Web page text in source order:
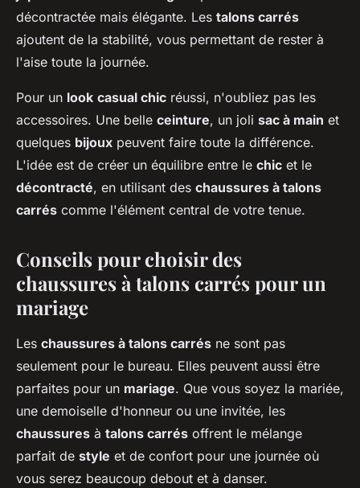
décontractée mais élégante. Les talons carrés
ajoutent de la stabilité, vous permettant de rester à
l'aise toute la journée.
Pour un look casual chic réussi, n'oubliez pas les
accessoires. Une belle ceinture, un joli sac à main et
quelques bijoux peuvent faire toute la différence.
L'idée est de créer un équilibre entre le chic et le
décontracté, en utilisant des chaussures à talons
carrés comme l'élément central de votre tenue.
Conseils pour choisir des
chaussures à talons carrés pour un
mariage
Les chaussures à talons carrés ne sont pas
seulement pour le bureau. Elles peuvent aussi être
parfaites pour un mariage. Que vous soyez la mariée,
une demoiselle d'honneur ou une invitée, les
chaussures à talons carrés offrent le mélange
parfait de style et de confort pour une journée où
vous serez beaucoup debout et à danser.